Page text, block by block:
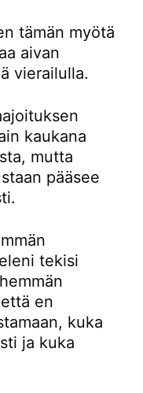
tämän myötä
aivan
vierailulla.
kaukana
mutta
pääsee
tekisi
en
kuka
ja kuka